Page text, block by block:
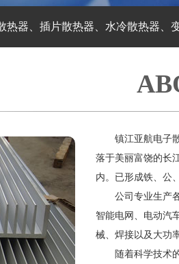
热器、插片散热器、水冷散热器、
镇江亚航电子散
落于美丽富饶的长
内。已形成铁、公
公司专业生产各
智能电网、电动汽
械、焊接以及大功
随着科学技术的